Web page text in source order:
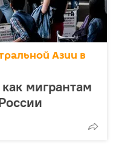
Азии в
мигрантам